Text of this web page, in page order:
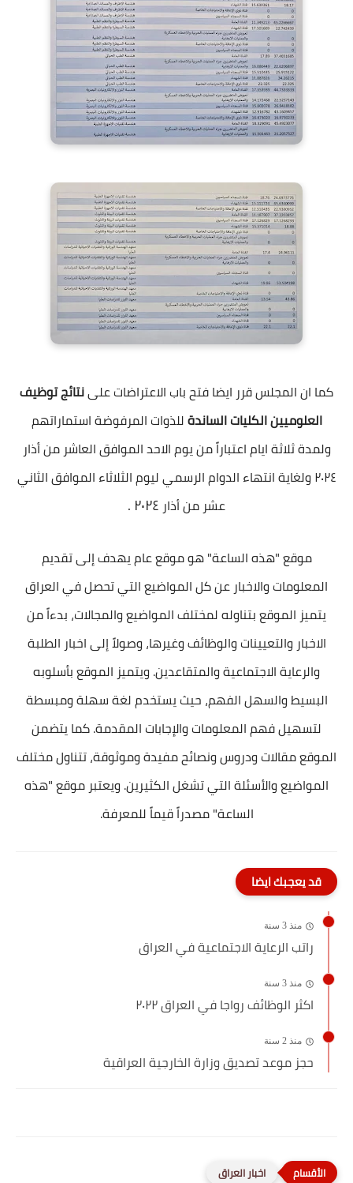
كما ان المجلس قرر ايضا فتح باب الاعتراضات علىنتائج توظيف
العلوميين الكليات الساندةللذوات المرفوضة استماراتهم
ولمدة ثلاثة ايام اعتباراً من يوم الاحد الموافق العاشر من أذار
٢٠٢٤ ولغاية انتهاء الدوام الرسمي ليوم الثلاثاء الموافق الثاني
عشر من أذار ٢٠٢٤ .
موقع "هذه الساعة" هو موقع عام يهدف إلى تقديم
المعلومات والاخبار عن كل المواضيع التي تحصل في العراق
يتميز الموقع بتناوله لمختلف المواضيع والمجالات، بدءاً من
الاخبار والتعيينات والوظائف وغيرها، وصولاً إلى اخبار الطلبة
والرعاية الاجتماعية والمتقاعدين. ويتميز الموقع بأسلوبه
البسيط والسهل الفهم، حيث يستخدم لغة سهلة ومبسطة
لتسهيل فهم المعلومات والإجابات المقدمة. كما يتضمن
الموقع مقالات ودروس ونصائح مفيدة وموثوقة، تتناول مختلف
المواضيع والأسئلة التي تشغل الكثيرين. ويعتبر موقع "هذه
الساعة" مصدراً قيماً للمعرفة.
قد يعجبك ايضا
منذ 3 سنة
راتب الرعاية الاجتماعية في العراق
منذ 3 سنة
اكثر الوظائف رواجا في العراق ٢٠٢٢
منذ 2 سنة
حجز موعد تصديق وزارة الخارجية العراقية
اخبار العراق